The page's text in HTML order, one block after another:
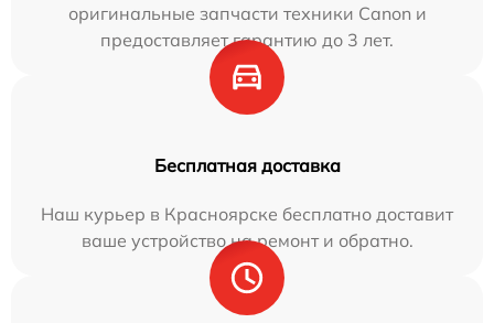
оригинальные запчасти техники Canon и
предоставляет гарантию до 3 лет.
Бесплатная доставка
Наш курьер в Красноярске бесплатно доставит
ваше устройство на ремонт и обратно.